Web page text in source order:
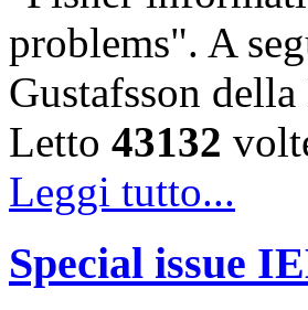
problems". A
Gustafsson
Letto 43132
Leggi tutto...
Special issue